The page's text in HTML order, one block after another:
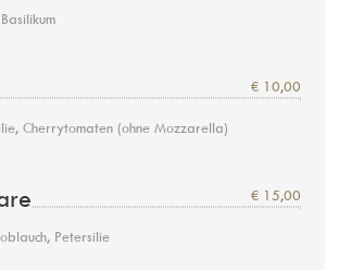
€ 10,00
Cherrytomaten (ohne Mozzarella)
€ 15,00
Petersilie